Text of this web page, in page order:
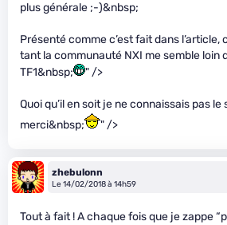
plus générale ;-)&nbsp;
Présenté comme c’est fait dans l’article,
tant la communauté NXI me semble loin
TF1&nbsp;
" />
Quoi qu’il en soit je ne connaissais pas le
merci&nbsp;
" />
zhebulonn
Le 14/02/2018 à 14h59
Tout à fait ! A chaque fois que je zappe